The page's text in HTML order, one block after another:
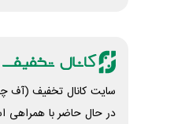
سایت کانال تخفیف (آف
در حال حاضر با همراهی